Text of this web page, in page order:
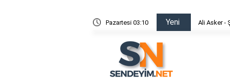
Pazartesi 03:10 Yeni Ali Asker -